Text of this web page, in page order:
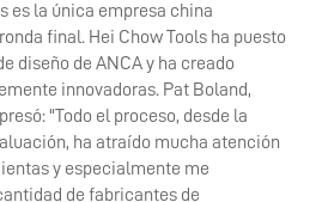
es la única empresa china
final. Hei Chow Tools ha puesto
diseño de ANCA y ha creado
innovadoras. Pat Boland,
"Todo el proceso, desde la
ha atraído mucha atención
y especialmente me
de fabricantes de